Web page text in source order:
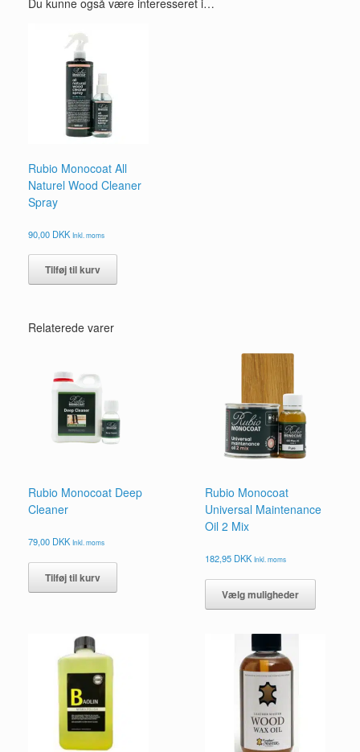
Rubio Monocoat All
Naturel Wood Cleaner
Spray
90,00 DKK Inkl. moms
Tilføj til kurv
Relaterede varer
Rubio Monocoat Deep
Cleaner
79,00 DKK Inkl. moms
Tilføj til kurv
Rubio Monocoat
Universal Maintenance
Oil 2 Mix
182,95 DKK Inkl. moms
Vælg muligheder
har